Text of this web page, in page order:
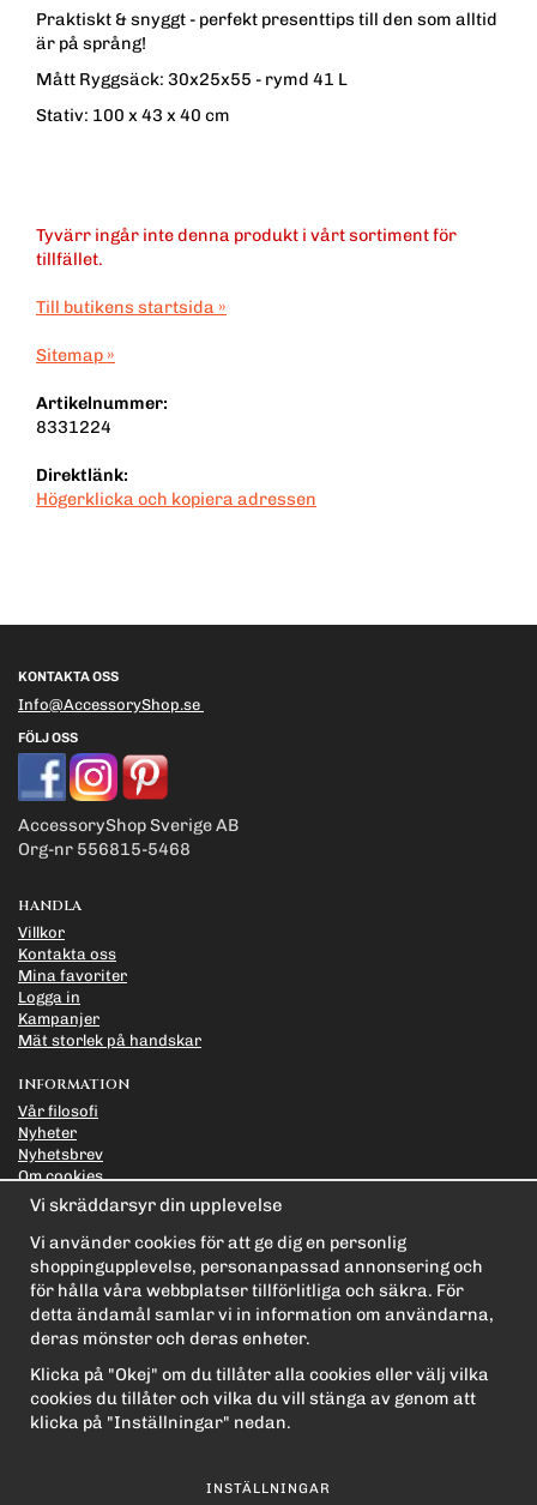
Praktiskt & snyggt - perfekt presenttips till den som alltid
är på språng!
Mått Ryggsäck: 30x25x55 - rymd 41 L
Stativ: 100 x 43 x 40 cm
Tyvärr ingår inte denna produkt i vårt sortiment för
tillfället.
Till butikens startsida »
Sitemap »
Artikelnummer:
8331224
Direktlänk:
Högerklicka och kopiera adressen
KONTAKTA OSS
Info@AccessoryShop.se
FÖLJ OSS
AccessoryShop Sverige AB
Org-nr 556815-5468
HANDLA
Villkor
Kontakta oss
Mina favoriter
Logga in
Kampanjer
Mät storlek på handskar
INFORMATION
Vår filosofi
Nyheter
Nyhetsbrev
Om cookies
Länkar
Integritetspolicy
PRENUMERERA PÅ NYHETSBREVET FÖR VÅRA BÄSTA
ERBJUDANDEN OCH NYHETER!
E-
postadress
Vi skräddarsyr din upplevelse
Vi använder cookies för att ge dig en personlig
shoppingupplevelse, personanpassad annonsering och
för hålla våra webbplatser tillförlitliga och säkra. För
detta ändamål samlar vi in information om användarna,
deras mönster och deras enheter.
Klicka på "Okej" om du tillåter alla cookies eller välj vilka
cookies du tillåter och vilka du vill stänga av genom att
klicka på "Inställningar" nedan.
INSTÄLLNINGAR